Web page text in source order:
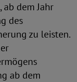
dem Jahr
des
zu leisten.
ab dem